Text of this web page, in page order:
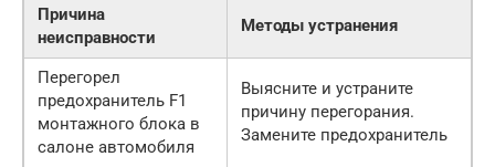
Причина
неисправности
Методы устранения
Перегорел
предохранитель F1
монтажного блока в
салоне автомобиля
Выясните и устраните
причину перегорания.
Замените предохранитель